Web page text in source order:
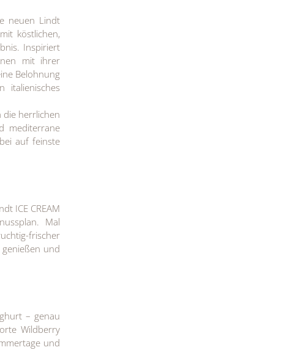
neuen Lindt
köstlichen,
Inspiriert
mit ihrer
Belohnung
italienisches
die herrlichen
mediterrane
auf feinste
ICE CREAM
Mal
frischer
und
– genau
Wildberry
und